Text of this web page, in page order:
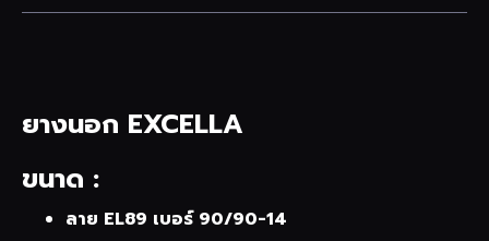
ยางนอก EXCELLA
ขนาด :
ลาย EL89 เบอร์ 90/90-14